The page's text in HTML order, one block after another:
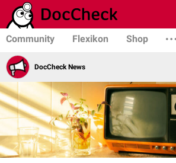
Community Flexikon Shop
DocCheck News